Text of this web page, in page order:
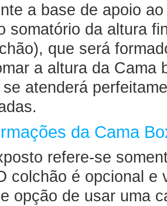
a base de apoio
somatório da altura
que será
a altura da Cama
atenderá
da Cama
refere-se
colchão é opcional e
opção de usar uma